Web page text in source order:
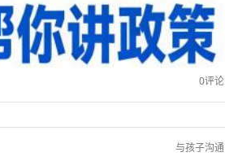
0评论
与孩子沟通